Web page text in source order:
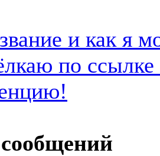
и как я
по